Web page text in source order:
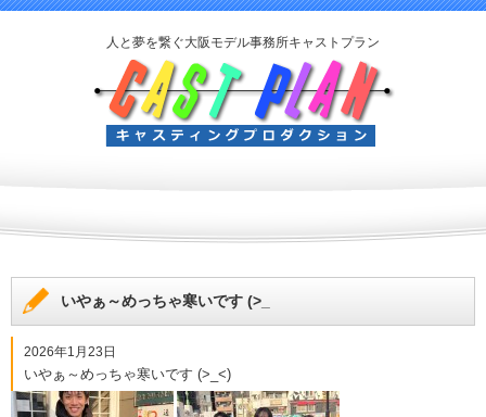
人と夢を繋ぐ大阪モデル事務所キャストプラン
いやぁ～めっちゃ寒いです (>_
2026年1月23日
いやぁ～めっちゃ寒いです (>_<)